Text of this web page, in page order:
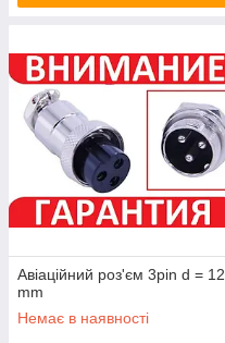
Авіаційний роз'єм 3pin d = 12
mm
Немає в наявності